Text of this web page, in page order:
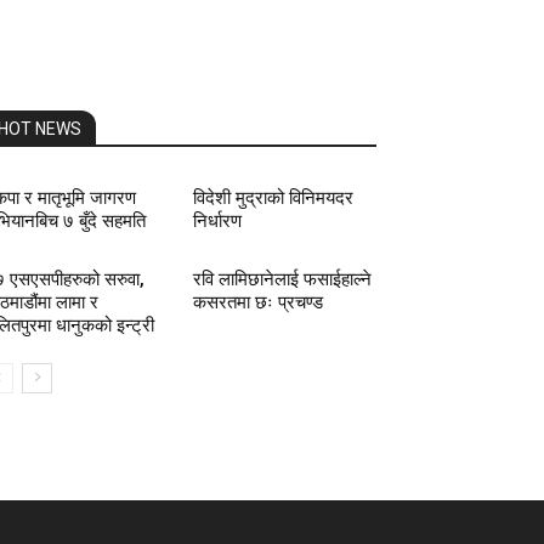
HOT NEWS
र मातृभूमि जागरण
७ बुँदे सहमति
विदेशी मुद्राको विनिमयदर
निर्धारण
एसएसपीहरुको सरुवा,
लामा र
धानुकको इन्ट्री
रवि लामिछानेलाई फसाईहाल्ने
कसरतमा छः प्रचण्ड